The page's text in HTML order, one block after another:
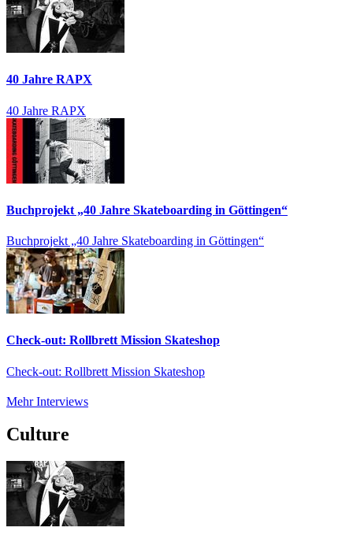
40 Jahre RAPX
40 Jahre RAPX
Buchprojekt „40 Jahre Skateboarding in Göttingen“
Buchprojekt „40 Jahre Skateboarding in Göttingen“
Check-out: Rollbrett Mission Skateshop
Check-out: Rollbrett Mission Skateshop
Mehr Interviews
Culture